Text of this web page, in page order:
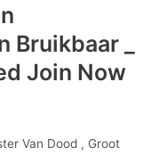
_
Join Now
Van Dood , Groot